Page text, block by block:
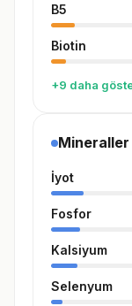
B5
Biotin
+9 daha
Mineraller
İyot
Fosfor
Kalsiyum
Selenyum